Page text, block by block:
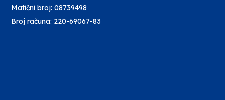
Matični broj: 08739498
Broj računa: 220-69067-83